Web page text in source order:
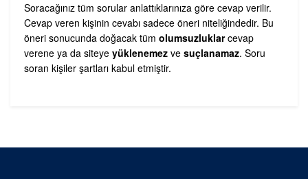
Soracağınız tüm sorular anlattıklarınıza göre cevap verilir.
Cevap veren kişinin cevabı sadece öneri niteliğindedir. Bu
öneri sonucunda doğacak tüm olumsuzluklarcevap
verene ya da siteye yüklenemez ve suçlanamaz. Soru
soran kişiler şartları kabul etmiştir.